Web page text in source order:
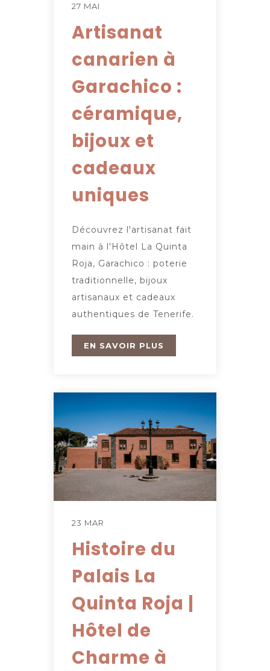
27 MAI
Artisanat
canarien à
Garachico :
céramique,
bijoux et
cadeaux
uniques
Découvrez l'artisanat fait
main à l'Hôtel La Quinta
Roja, Garachico : poterie
traditionnelle, bijoux
artisanaux et cadeaux
authentiques de Tenerife.
EN SAVOIR PLUS
23 MAR
Histoire du
Palais La
Quinta Roja |
Hôtel de
Charme à